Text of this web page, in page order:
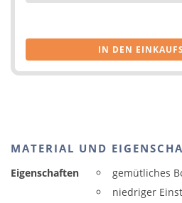
IN DEN
MATERIAL UND
Eigenschaften
gemütliches
niedriger